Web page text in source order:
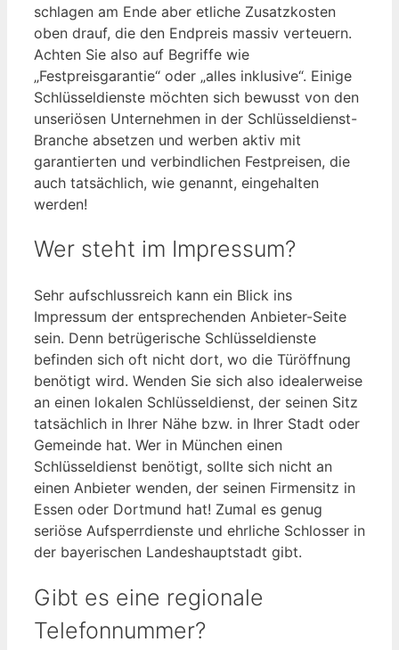
schlagen am Ende aber etliche Zusatzkosten
oben drauf, die den Endpreis massiv verteuern.
Achten Sie also auf Begriffe wie
„Festpreisgarantie“ oder „alles inklusive“. Einige
Schlüsseldienste möchten sich bewusst von den
unseriösen Unternehmen in der Schlüsseldienst-
Branche absetzen und werben aktiv mit
garantierten und verbindlichen Festpreisen, die
auch tatsächlich, wie genannt, eingehalten
werden!
Wer steht im Impressum?
Sehr aufschlussreich kann ein Blick ins
Impressum der entsprechenden Anbieter-Seite
sein. Denn betrügerische Schlüsseldienste
befinden sich oft nicht dort, wo die Türöffnung
benötigt wird. Wenden Sie sich also idealerweise
an einen lokalen Schlüsseldienst, der seinen Sitz
tatsächlich in Ihrer Nähe bzw. in Ihrer Stadt oder
Gemeinde hat. Wer in München einen
Schlüsseldienst benötigt, sollte sich nicht an
einen Anbieter wenden, der seinen Firmensitz in
Essen oder Dortmund hat! Zumal es genug
seriöse Aufsperrdienste und ehrliche Schlosser in
der bayerischen Landeshauptstadt gibt.
Gibt es eine regionale
Telefonnummer?